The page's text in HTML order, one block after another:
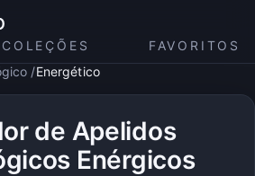
COLEÇÕES
FAVORITOS
Energético
de Apelidos
Enérgicos